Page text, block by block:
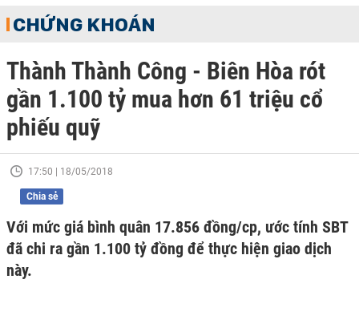
CHỨNG KHOÁN
Thành Thành Công - Biên Hòa rót
gần 1.100 tỷ mua hơn 61 triệu cổ
phiếu quỹ
17:50 | 18/05/2018
Chia sẻ
Với mức giá bình quân 17.856 đồng/cp, ước tính SBT
đã chi ra gần 1.100 tỷ đồng để thực hiện giao dịch
này.